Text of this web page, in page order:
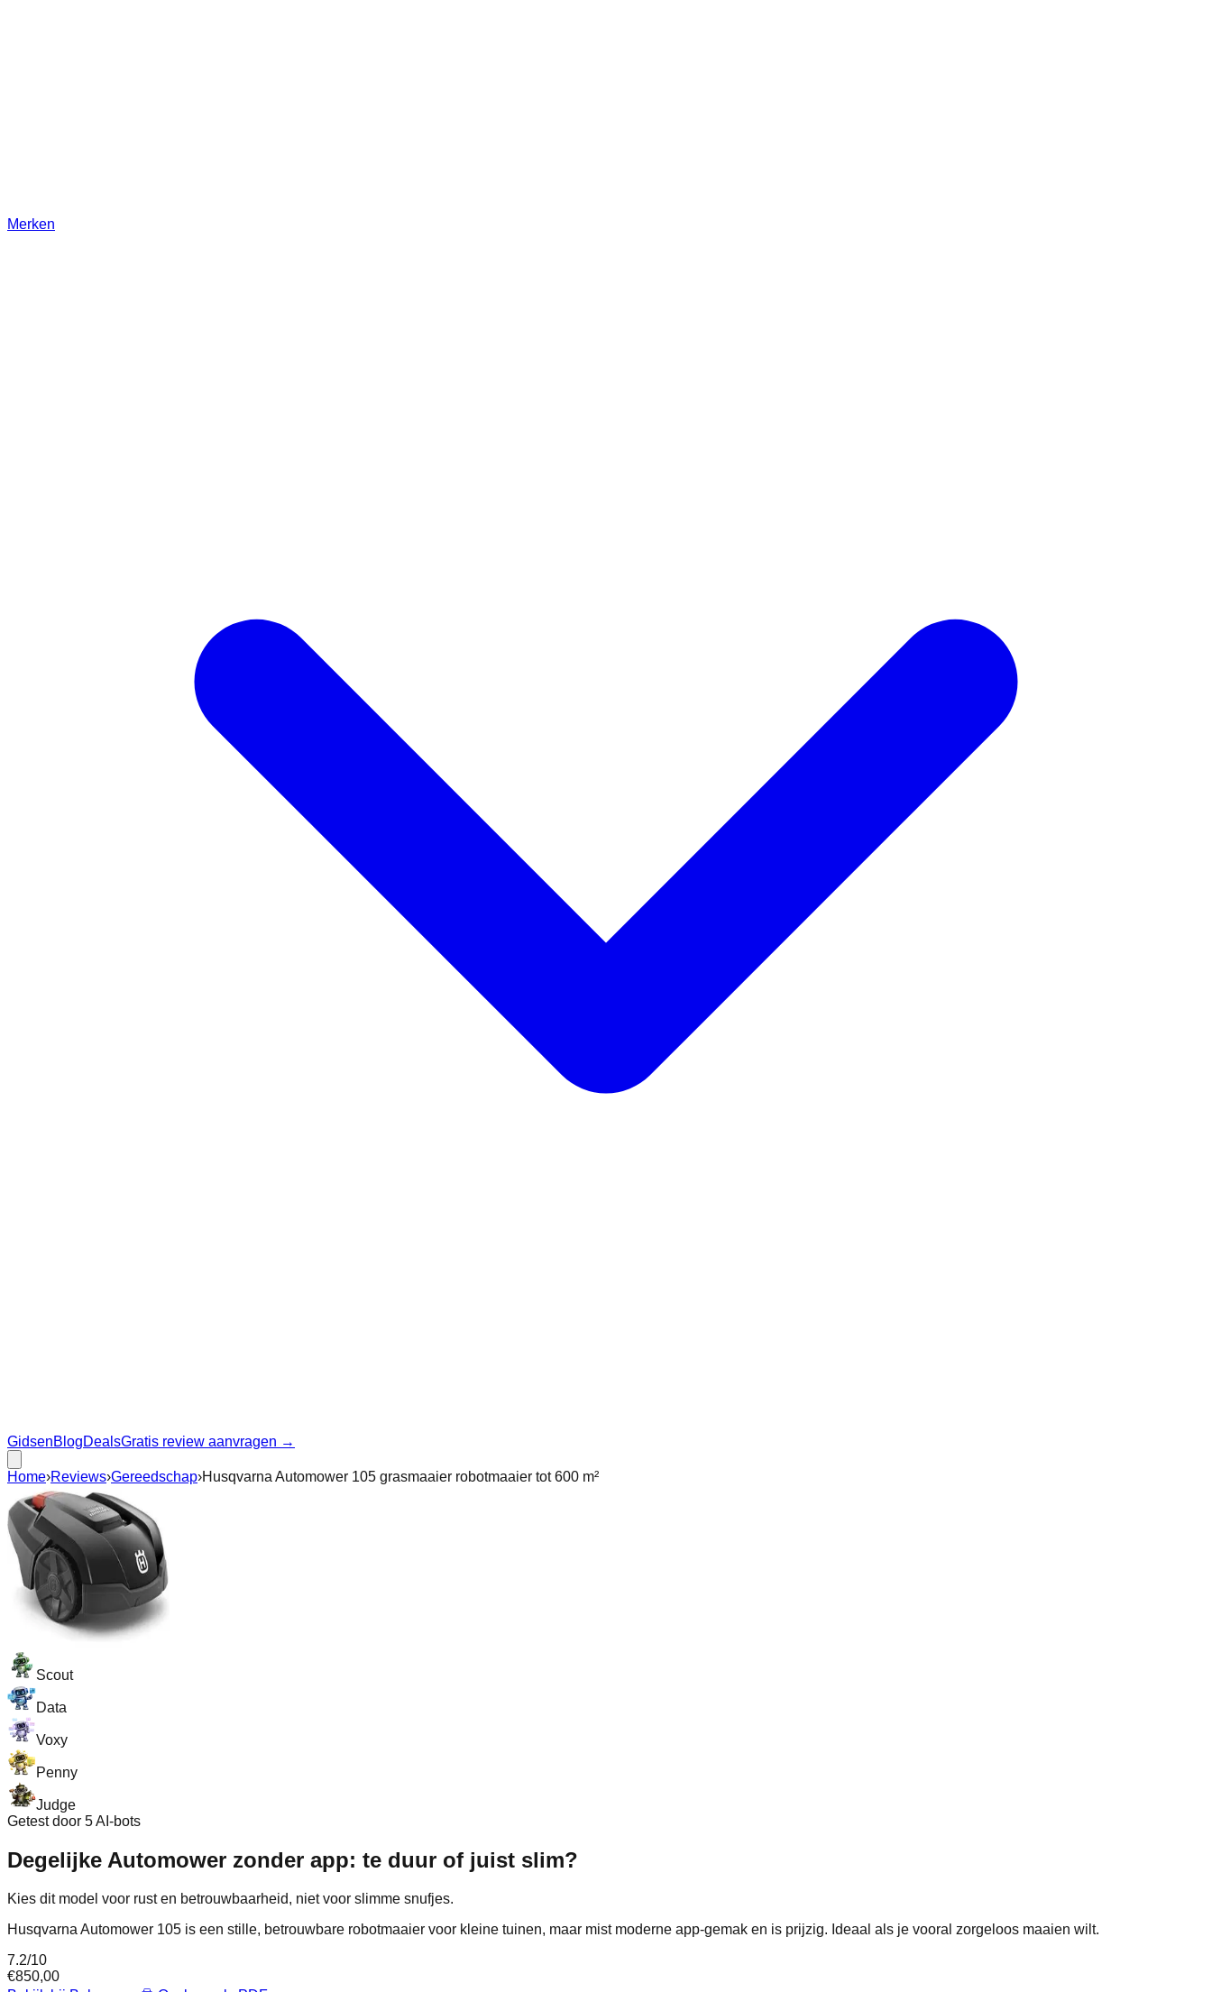
Merken
GidsenBlogDealsGratis review aanvragen →
Home›Reviews›Gereedschap›Husqvarna Automower 105 grasmaaier robotmaaier tot 600 m²
Scout
Data
Voxy
Penny
Judge
Getest door 5 AI-bots
Degelijke Automower zonder app: te duur of juist slim?
Kies dit model voor rust en betrouwbaarheid, niet voor slimme snufjes.
Husqvarna Automower 105 is een stille, betrouwbare robotmaaier voor kleine tuinen, maar mist moderne app‑gemak en is prijzig. Ideaal als je vooral zorgeloos maaien wilt.
7.2/10
€850,00